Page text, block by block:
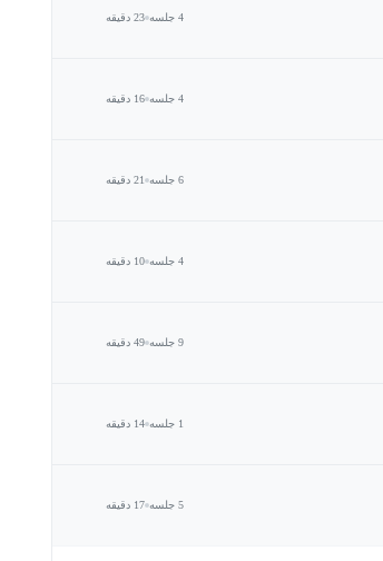
4 جلسه 23 دقیقه
4 جلسه 16 دقیقه
6 جلسه 21 دقیقه
4 جلسه 10 دقیقه
9 جلسه 49 دقیقه
1 جلسه 14 دقیقه
5 جلسه 17 دقیقه